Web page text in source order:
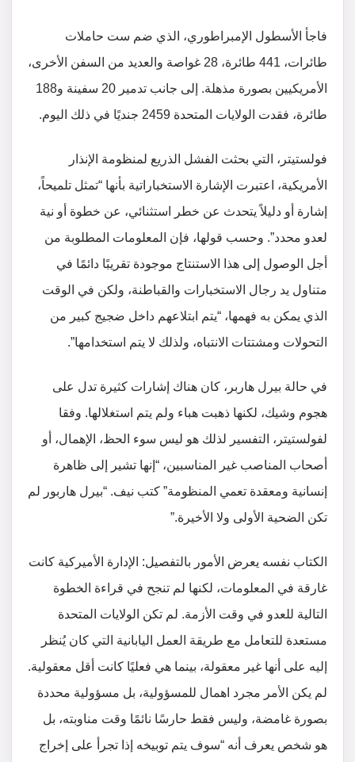
فاجأ الأسطول الإمبراطوري، الذي ضم ست حاملات
طائرات، 441 طائرة، 28 غواصة والعديد من السفن الأخرى،
الأمريكيين بصورة مذهلة. إلى جانب تدمير 20 سفينة و188
طائرة، فقدت الولايات المتحدة 2459 جنديًا في ذلك اليوم.
فولستيتر، التي بحثت الفشل الذريع لمنظومة الإنذار
الأمريكية، اعتبرت الإشارة الاستخباراتية بأنها “تمثل تلميحاً،
إشارة أو دليلاً يتحدث عن خطر استثنائي، عن خطوة أو نية
لعدو محدد”. وحسب قولها، فإن المعلومات المطلوبة من
أجل الوصول إلى هذا الاستنتاج موجودة تقريبًا دائمًا في
متناول يد رجال الاستخبارات والقباطنة، ولكن في الوقت
الذي يمكن به فهمها، “يتم ابتلاعهم داخل ضجيج كبير من
التحولات ومشتتات الانتباه، ولذلك لا يتم استخدامها”.
في حالة بيرل هاربر، كان هناك إشارات كثيرة تدل على
هجوم وشيك، لكنها ذهبت هباء ولم يتم استغلالها. وفقا
لفولستيتر، التفسير لذلك هو ليس سوء الحظ، الإهمال، أو
أصحاب المناصب غير المناسبين، “إنها تشير إلى ظاهرة
إنسانية ومعقدة تعمي المنظومة” كتب نيف. “بيرل هاربور لم
تكن الضحية الأولى ولا الأخيرة.”
الكتاب نفسه يعرض الأمور بالتفصيل: الإدارة الأميركية كانت
غارقة في المعلومات، لكنها لم تنجح في قراءة الخطوة
التالية للعدو في وقت الأزمة. لم تكن الولايات المتحدة
مستعدة للتعامل مع طريقة العمل اليابانية التي كان يُنظر
إليه على أنها غير معقولة، بينما هي فعليًا كانت أقل معقولية.
لم يكن الأمر مجرد اهمال للمسؤولية، بل مسؤولية محددة
بصورة غامضة، وليس فقط حارسًا نائمًا وقت مناوبته، بل
هو شخص يعرف أنه “سوف يتم توبيخه إذا تجرأ على إخراج